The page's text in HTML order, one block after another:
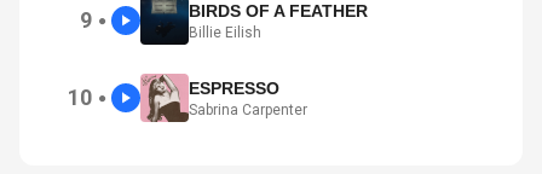
9 ● BIRDS OF A FEATHER
Billie Eilish
10 ● ESPRESSO
Sabrina Carpenter